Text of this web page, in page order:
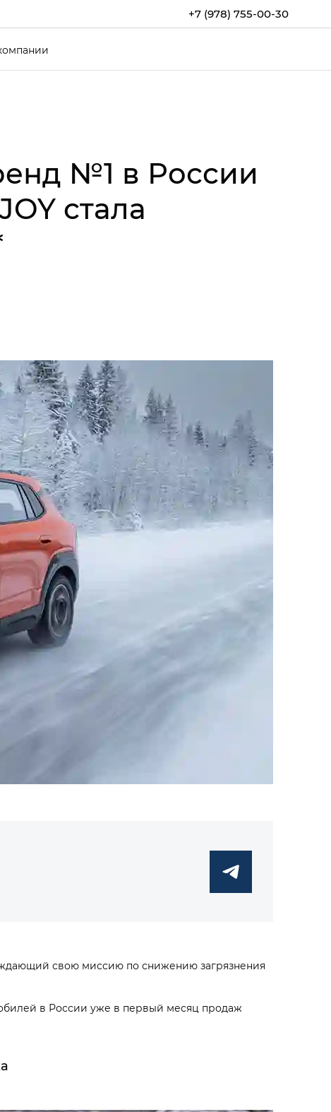
+7 (978) 755-00-30
№1 в России
стала
свою миссию по снижению загрязнения
в России уже в первый месяц продаж